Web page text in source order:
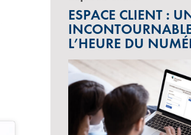
ESPACE CLIENT :
L’HEURE DU